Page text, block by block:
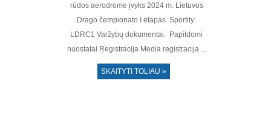
rūdos aerodrome įvyks 2024 m. Lietuvos
Drago čempionato I etapas. Sportity:
LDRC1 Varžybų dokumentai: Papildomi
nuostatai Registracija Media registracija ...
SKAITYTI TOLIAU »